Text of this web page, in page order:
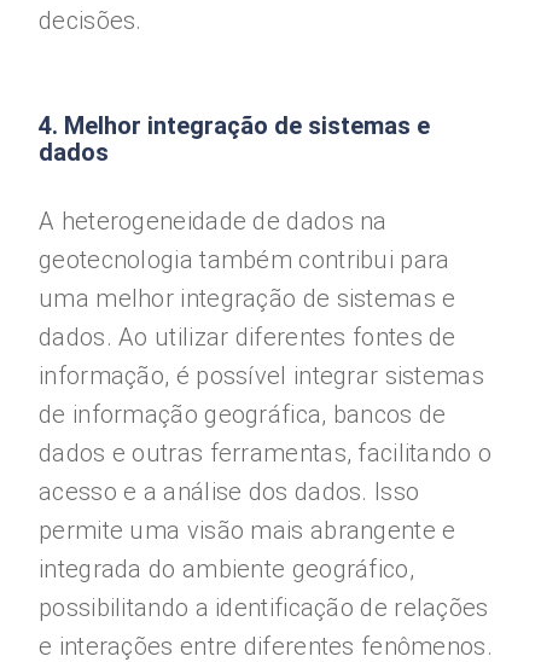
decisões.
4. Melhor integração de sistemas e
dados
A heterogeneidade de dados na
geotecnologia também contribui para
uma melhor integração de sistemas e
dados. Ao utilizar diferentes fontes de
informação, é possível integrar sistemas
de informação geográfica, bancos de
dados e outras ferramentas, facilitando o
acesso e a análise dos dados. Isso
permite uma visão mais abrangente e
integrada do ambiente geográfico,
possibilitando a identificação de relações
e interações entre diferentes fenômenos.